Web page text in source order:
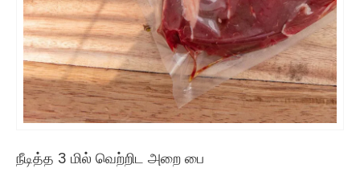
நீடித்த 3 மில் வெற்றிட அறை பை